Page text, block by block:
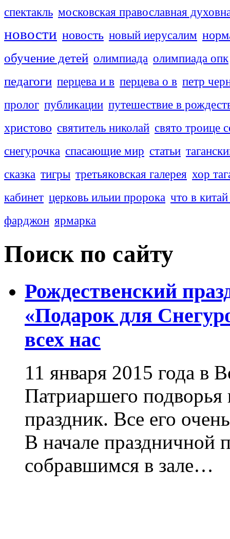
спектакль московская православная
новости новость новый иерусалим
обучение детей олимпиада олимпиада опк
педагоги перцева и в перцева о в петр
пролог публикации путешествие в
христово святитель николай свято троице
снегурочка спасающие мир статьи
сказка тигры третьяковская галерея хор
кабинет церковь ильии пророка что в
фарджон ярмарка
Поиск по сайту
Рождественский
«Подарок для
всех нас
11 января 2015 года в
Патриаршего
праздник. Все его
В начале праздничной
собравшимся в зале…